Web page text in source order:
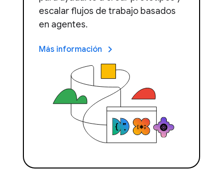
escalar flujos de trabajo basados
en agentes.
Más información keyboard_arrow_right